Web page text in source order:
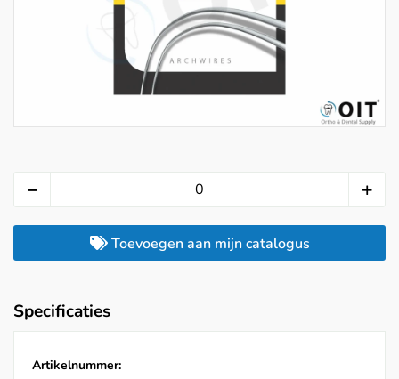
Toevoegen aan mijn catalogus
Specificaties
Artikelnummer: